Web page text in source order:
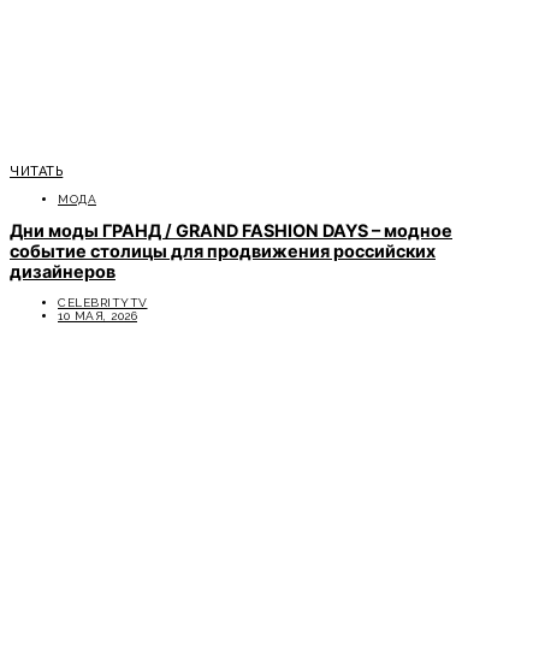
ЧИТАТЬ
МОДА
Дни моды ГРАНД / GRAND FASHION DAYS – модное
событие столицы для продвижения российских
дизайнеров
CELEBRITYTV
10 МАЯ, 2026